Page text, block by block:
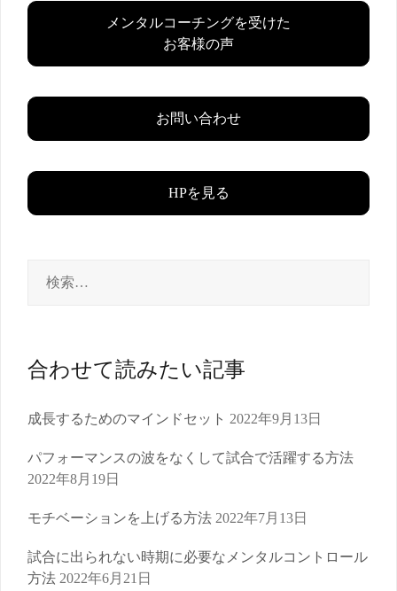
メンタルコーチングを受けた
お客様の声
お問い合わせ
HPを見る
合わせて読みたい記事
成長するためのマインドセット 2022年9月13日
パフォーマンスの波をなくして試合で活躍する方法
2022年8月19日
モチベーションを上げる方法 2022年7月13日
試合に出られない時期に必要なメンタルコントロール
方法 2022年6月21日